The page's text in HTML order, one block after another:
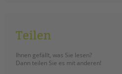
Teilen
Ihnen gefällt, was Sie lesen?
Dann teilen Sie es mit anderen!